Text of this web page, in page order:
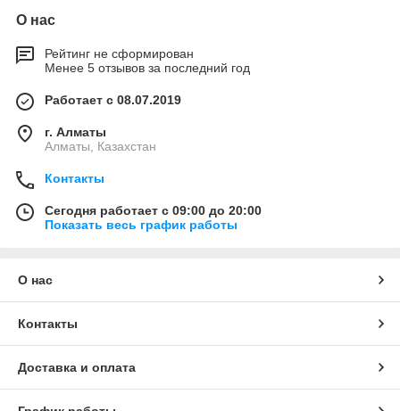
О нас
Рейтинг не сформирован
Менее 5 отзывов за последний год
Работает с 08.07.2019
г. Алматы
Алматы, Казахстан
Контакты
Сегодня работает с 09:00 до 20:00
Показать весь график работы
О нас
Контакты
Доставка и оплата